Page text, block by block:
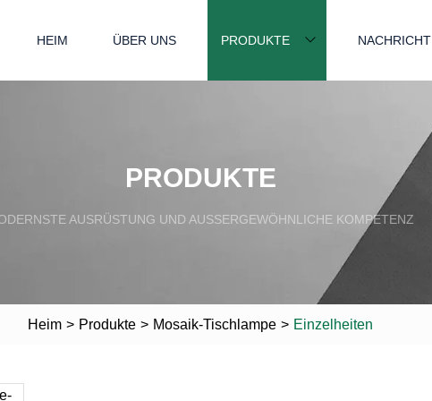
HEIM ÜBER UNS PRODUKTE NACHRICHT
PRODUKTE
AUSRÜSTUNG UND AUSSERGEWÖHNLICHE KOMPETENZ
Heim > Produkte > Mosaik-Tischlampe > Einzelheiten